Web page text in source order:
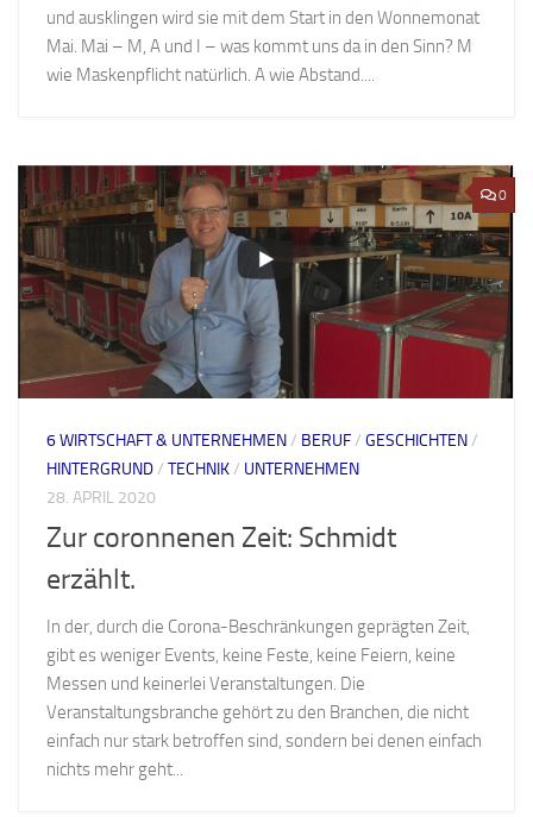
und ausklingen wird sie mit dem Start in den Wonnemonat
Mai. Mai – M, A und I – was kommt uns da in den Sinn? M
wie Maskenpflicht natürlich. A wie Abstand....
0
6 WIRTSCHAFT & UNTERNEHMEN/ BERUF/ GESCHICHTEN/
HINTERGRUND/ TECHNIK/ UNTERNEHMEN
28. APRIL 2020
Zur coronnenen Zeit: Schmidt
erzählt.
In der, durch die Corona-Beschränkungen geprägten Zeit,
gibt es weniger Events, keine Feste, keine Feiern, keine
Messen und keinerlei Veranstaltungen. Die
Veranstaltungsbranche gehört zu den Branchen, die nicht
einfach nur stark betroffen sind, sondern bei denen einfach
nichts mehr geht...